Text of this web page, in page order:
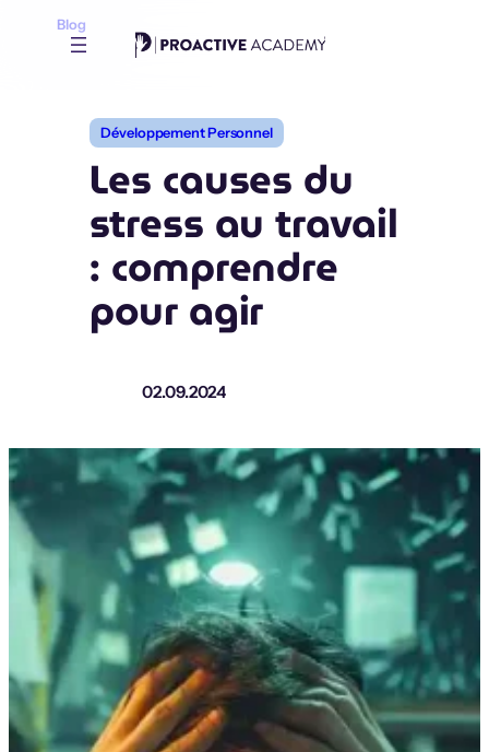
Blog
Développement Personnel
Les causes du
stress au travail
: comprendre
pour agir
02.09.2024